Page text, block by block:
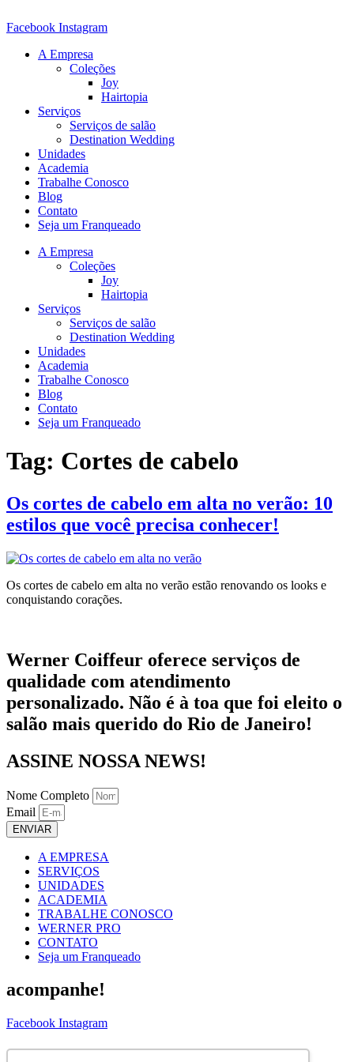
para
conteúdo
Facebook Instagram
A Empresa
Coleções
Joy
Hairtopia
Serviços
Serviços de salão
Destination Wedding
Unidades
Academia
Trabalhe Conosco
Blog
Contato
Seja um Franqueado
A Empresa
Coleções
Joy
Hairtopia
Serviços
Serviços de salão
Destination Wedding
Unidades
Academia
Trabalhe Conosco
Blog
Contato
Seja um Franqueado
Tag: Cortes de cabelo
Os cortes de cabelo em alta no verão: 10
estilos que você precisa conhecer!
Os cortes de cabelo em alta no verão estão renovando os looks e
conquistando corações.
Werner Coiffeur oferece serviços de
qualidade com atendimento
personalizado. Não é à toa que foi eleito o
salão mais querido do Rio de Janeiro!
ASSINE NOSSA NEWS!
Nome Completo
Email
ENVIAR
A EMPRESA
SERVIÇOS
UNIDADES
ACADEMIA
TRABALHE CONOSCO
WERNER PRO
CONTATO
Seja um Franqueado
acompanhe!
Facebook Instagram
ASSINE NOSSA NEWS!